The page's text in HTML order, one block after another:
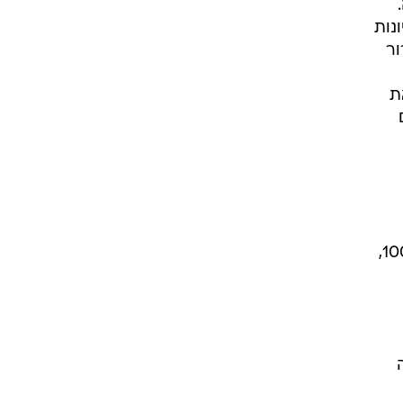
themarker. "אנחנו כותבים גם צ'קים קטנים, לא רק 5 או 10 מיליון דולר. נשמח לרשום צ'ק על 100,